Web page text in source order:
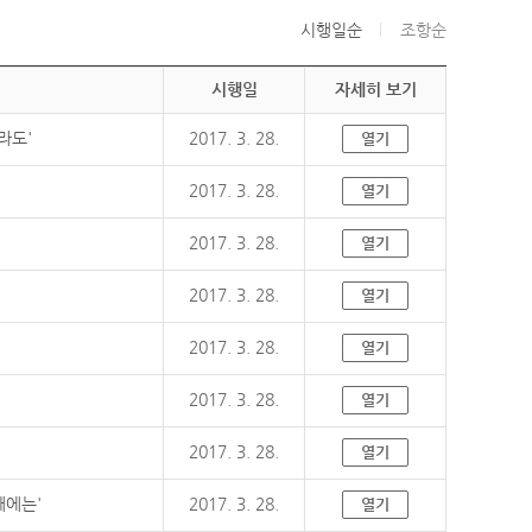
시행일순 조항순
시행일 자세히 보기
도' 2017. 3. 28. 열기
2017. 3. 28. 열기
2017. 3. 28. 열기
2017. 3. 28. 열기
2017. 3. 28. 열기
2017. 3. 28. 열기
2017. 3. 28. 열기
에는' 2017. 3. 28. 열기